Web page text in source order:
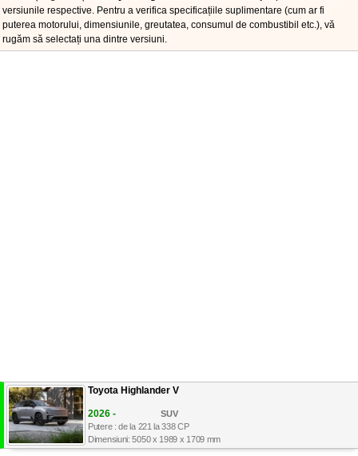
versiunile respective. Pentru a verifica specificațiile suplimentare (cum ar fi
puterea motorului, dimensiunile, greutatea, consumul de combustibil etc.), vă
rugăm să selectați una dintre versiuni.
Toyota Highlander V
2026 -
SUV
Putere : de la 221 la 338 CP
Dimensiuni: 5050 x 1989 x 1709 mm